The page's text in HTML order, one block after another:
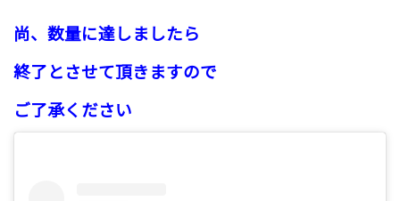
尚、 数量に達しましたら
終了とさせて頂きますので
ご了承ください